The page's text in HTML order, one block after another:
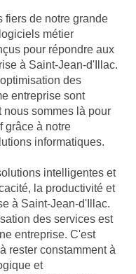
fiers de notre grande
métier
pour répondre aux
à Saint-Jean-d'Illac.
des
entreprise sont
sommes là pour
grâce à notre
informatiques.
intelligentes et
la productivité et
à Saint-Jean-d'Illac.
des services est
entreprise. C'est
rester constamment à
et